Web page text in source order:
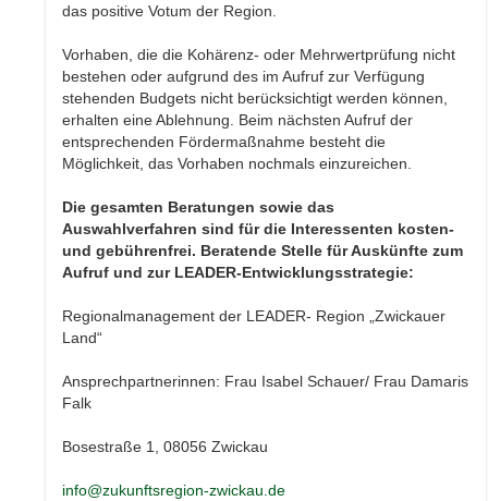
das positive Votum der Region.
Vorhaben, die die Kohärenz- oder Mehrwertprüfung nicht
bestehen oder aufgrund des im Aufruf zur Verfügung
stehenden Budgets nicht berücksichtigt werden können,
erhalten eine Ablehnung. Beim nächsten Aufruf der
entsprechenden Fördermaßnahme besteht die
Möglichkeit, das Vorhaben nochmals einzureichen.
Die gesamten Beratungen sowie das
Auswahlverfahren sind für die Interessenten kosten-
und gebührenfrei. Beratende Stelle für Auskünfte zum
Aufruf und zur LEADER-Entwicklungsstrategie:
Regionalmanagement der LEADER- Region „Zwickauer
Land“
Ansprechpartnerinnen: Frau Isabel Schauer/ Frau Damaris
Falk
Bosestraße 1, 08056 Zwickau
info@zukunftsregion-zwickau.de